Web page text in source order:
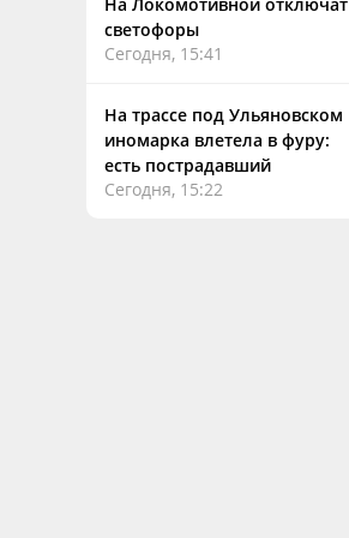
светофоры
Сегодня, 15:41
На трассе под Ульяновском
иномарка влетела в фуру:
есть пострадавший
Сегодня, 15:22